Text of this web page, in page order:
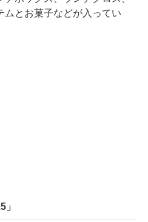
ムとお菓子などが入ってい